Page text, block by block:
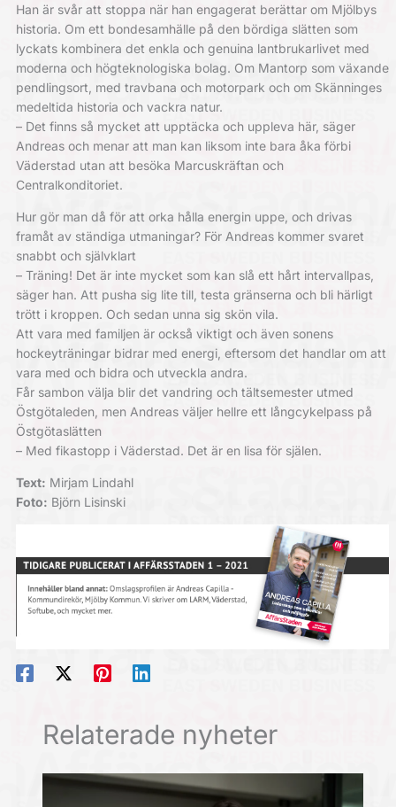
Han är svår att stoppa när han engagerat berättar om Mjölbys
historia. Om ett bondesamhälle på den bördiga slätten som
lyckats kombinera det enkla och genuina lantbrukarlivet med
moderna och högteknologiska bolag. Om Mantorp som växande
pendlingsort, med travbana och motorpark och om Skänninges
medeltida historia och vackra natur.
– Det finns så mycket att upptäcka och uppleva här, säger
Andreas och menar att man kan liksom inte bara åka förbi
Väderstad utan att besöka Marcuskräftan och
Centralkonditoriet.
Hur gör man då för att orka hålla energin uppe, och drivas
framåt av ständiga utmaningar? För Andreas kommer svaret
snabbt och självklart
– Träning! Det är inte mycket som kan slå ett hårt intervallpas,
säger han. Att pusha sig lite till, testa gränserna och bli härligt
trött i kroppen. Och sedan unna sig skön vila.
Att vara med familjen är också viktigt och även sonens
hockeyträningar bidrar med energi, eftersom det handlar om att
vara med och bidra och utveckla andra.
Får sambon välja blir det vandring och tältsemester utmed
Östgötaleden, men Andreas väljer hellre ett långcykelpass på
Östgötaslätten
– Med fikastopp i Väderstad. Det är en lisa för själen.
Text: Mirjam Lindahl
Foto: Björn Lisinski
Relaterade nyheter